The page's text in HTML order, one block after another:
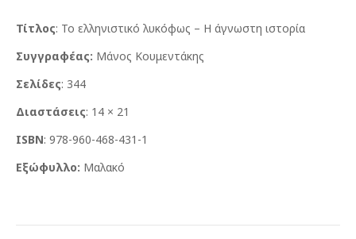
Τίτλος: Το ελληνιστικό λυκόφως – Η άγνωστη ιστορία
Συγγραφέας: Μάνος Κουμεντάκης
Σελίδες: 344
Διαστάσεις: 14 × 21
ISBN: 978-960-468-431-1
Εξώφυλλο: Μαλακό